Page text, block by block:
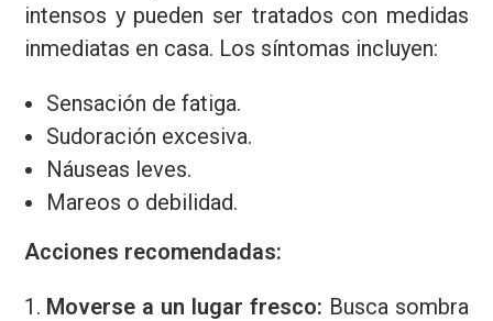
intensos y pueden ser tratados con medidas
inmediatas en casa. Los síntomas incluyen:
Sensación de fatiga.
Sudoración excesiva.
Náuseas leves.
Mareos o debilidad.
Acciones recomendadas:
Moverse a un lugar fresco: Busca sombra